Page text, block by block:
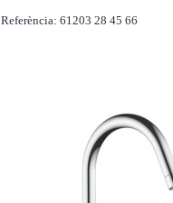
Referència: 61203 28 45 66